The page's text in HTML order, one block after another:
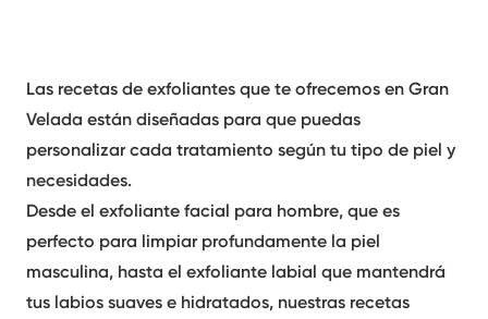
Las recetas de exfoliantes que te ofrecemos en Gran
Velada están diseñadas para que puedas
personalizar cada tratamiento según tu tipo de piel y
necesidades.
Desde el exfoliante facial para hombre, que es
perfecto para limpiar profundamente la piel
masculina, hasta el exfoliante labial que mantendrá
tus labios suaves e hidratados, nuestras recetas